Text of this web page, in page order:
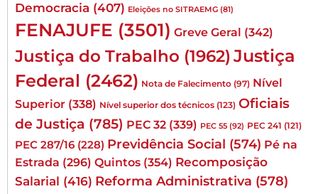
Democracia (407) Eleições no SITRAEMG (81)
FENAJUFE (3501) Greve Geral (342)
Justiça do Trabalho (1962) Justiça
Federal (2462) Nota de Falecimento (97) Nível
Superior (338) Nível superior dos técnicos (123) Oficiais
de Justiça (785) PEC 32 (339) PEC 55 (92) PEC 241 (121)
PEC 287/16 (228) Previdência Social (574) Pé na
Estrada (296) Quintos (354) Recomposição
Salarial (416) Reforma Administrativa (578)